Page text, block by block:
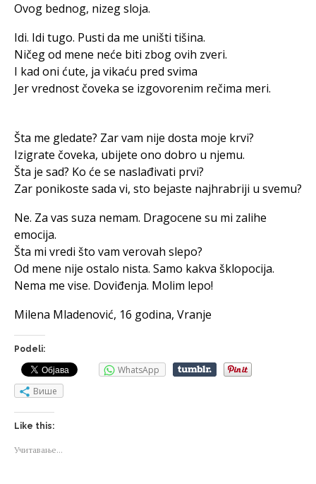
Ovog bednog, nizeg sloja.
Idi. Idi tugo. Pusti da me uništi tišina.
Ničeg od mene neće biti zbog ovih zveri.
I kad oni ćute, ja vikaću pred svima
Jer vrednost čoveka se izgovorenim rečima meri.
Šta me gledate? Zar vam nije dosta moje krvi?
Izigrate čoveka, ubijete ono dobro u njemu.
Šta je sad? Ko će se naslađivati prvi?
Zar ponikoste sada vi, sto bejaste najhrabriji u svemu?
Ne. Za vas suza nemam. Dragocene su mi zalihe
emocija.
Šta mi vredi što vam verovah slepo?
Od mene nije ostalo nista. Samo kakva šklopocija.
Nema me vise. Doviđenja. Molim lepo!
Milena Mladenović, 16 godina, Vranje
Podeli:
WhatsApp
Више
Like this:
Учитавање...